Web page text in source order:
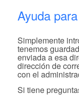
Ayuda
Simplemente
tenemos
enviada a esa
dirección de
con el
Si tiene